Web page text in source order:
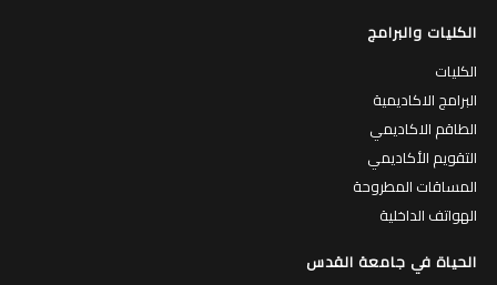
الكليات والبرامج
الكليات
البرامج الاكاديمية
الطاقم الاكاديمي
التقويم الأكاديمي
المساقات المطروحة
الهواتف الداخلية
الحياة في جامعة القدس